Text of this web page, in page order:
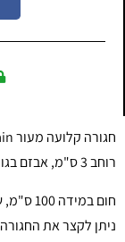
רוחב 3 ס"מ, אבזם בגוון פליז.
ניתן לקצר את החגורה.